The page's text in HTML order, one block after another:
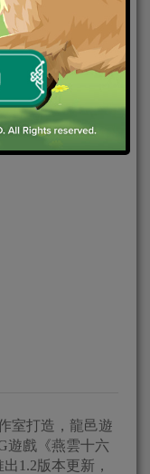
室打造，龍邑遊
遊戲《燕雲十六
1.2版本更新，